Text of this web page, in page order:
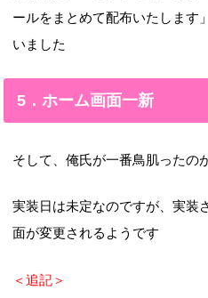
ールをまとめて配布いたします
いました
5．ホーム画面一新
そして、俺氏が一番鳥肌ったの
実装日は未定なのですが、実装
面が変更されるようです
＜追記＞